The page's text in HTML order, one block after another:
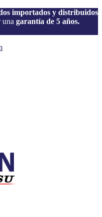
importados y distribuidos
una garantía de 5 años.